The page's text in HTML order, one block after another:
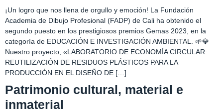
¡Un logro que nos llena de orgullo y emoción! La Fundación
Academia de Dibujo Profesional (FADP) de Cali ha obtenido el
segundo puesto en los prestigiosos premios Gemas 2023, en la
categoría de EDUCACIÓN E INVESTIGACIÓN AMBIENTAL. 🌱💎
Nuestro proyecto, «LABORATORIO DE ECONOMÍA CIRCULAR:
REUTILIZACIÓN DE RESIDUOS PLÁSTICOS PARA LA
PRODUCCIÓN EN EL DISEÑO DE […]
Patrimonio cultural, material e
inmaterial